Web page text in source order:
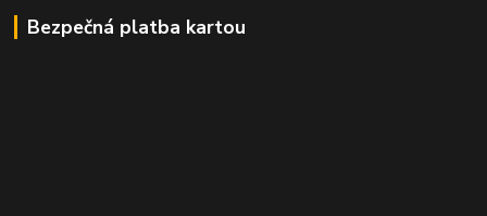
Bezpečná platba kartou